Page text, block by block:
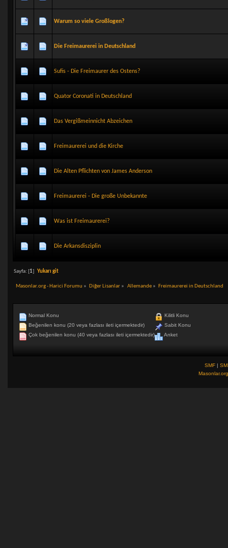
Warum so viele Großlogen?
Die Freimaurerei in Deutschland
Sufis - Die Freimaurer des Ostens?
Quator Coronati in Deutschland
Das Vergißmeinnicht Abzeichen
Freimaurerei und die Kirche
Die Alten Pflichten von James Anderson
Freimaurerei - Die große Unbekannte
Was ist Freimaurerei?
Die Arkansdisziplin
Sayfa: [1] Yukarı git
Masonlar.org - Harici Forumu » Diğer Lisanlar » Allemande» Freimaurerei in Deutschland
Normal Konu
Beğenilen konu (20 veya fazlası ileti içermektedir)
Çok beğenilen konu (40 veya fazlası ileti içermektedir)
Kilitli Konu
Sabit Konu
Anket
SMF |
Masonlar.org